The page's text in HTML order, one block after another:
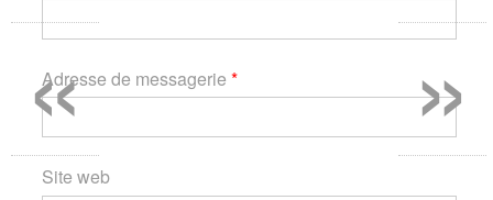
Adresse de messagerie *
Site web
»
«